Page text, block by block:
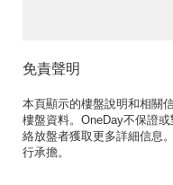
免責聲明
本頁顯示的樓盤說明和相關
樓盤資料。OneDay不保證
絡放盤者獲取更多詳細信息
行承擔。